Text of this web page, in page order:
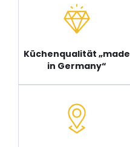
Küchenqualität „made
in Germany“